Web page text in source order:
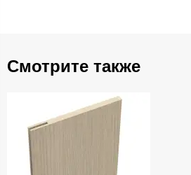
Смотрите также